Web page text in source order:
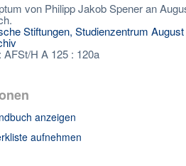
von Philipp Jakob Spener an
Stiftungen, Studienzentrum
AFSt/H A 125 : 120a
anzeigen
aufnehmen